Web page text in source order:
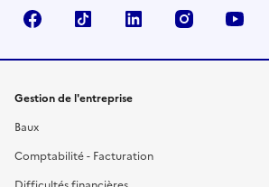
FacebookTikTok Linkedin Instagram
Gestion de l'entreprise
Baux
Comptabilité - Facturation